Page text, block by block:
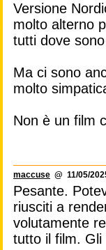
Versione
molto alterno
tutti dove
Ma ci sono
molto
Non è un film
maccuse @ 11/05/
Pesante.
riusciti a
volutamente
tutto il film. Gli